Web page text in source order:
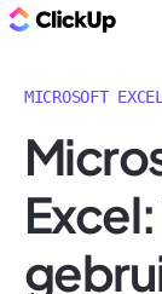
MICROSOFT EXCEL